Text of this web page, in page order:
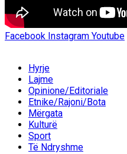
Facebook Instagram Youtube
Hyrje
Lajme
Opinione/Editoriale
Etnike/Rajoni/Bota
Mërgata
Kulturë
Sport
Të Ndryshme